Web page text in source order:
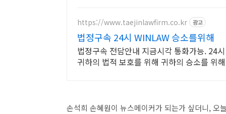
https://www.taejinlawfirm.co.kr 광고
법정구속 24시 WINLAW 승소를위해
법정구속 전담안내 지금시각 통화가능. 24
귀하의 법적 보호를 위해 귀하의 승소를 위
손석희 손혜원이 뉴스메이커가 되는가 싶더니, 오